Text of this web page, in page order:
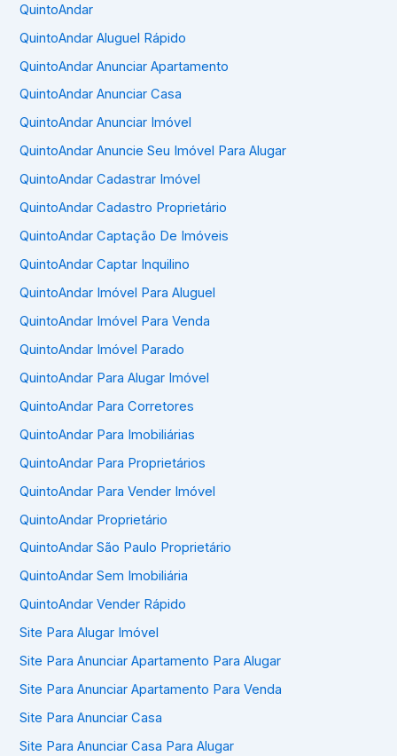
QuintoAndar
QuintoAndar Aluguel Rápido
QuintoAndar Anunciar Apartamento
QuintoAndar Anunciar Casa
QuintoAndar Anunciar Imóvel
QuintoAndar Anuncie Seu Imóvel Para Alugar
QuintoAndar Cadastrar Imóvel
QuintoAndar Cadastro Proprietário
QuintoAndar Captação De Imóveis
QuintoAndar Captar Inquilino
QuintoAndar Imóvel Para Aluguel
QuintoAndar Imóvel Para Venda
QuintoAndar Imóvel Parado
QuintoAndar Para Alugar Imóvel
QuintoAndar Para Corretores
QuintoAndar Para Imobiliárias
QuintoAndar Para Proprietários
QuintoAndar Para Vender Imóvel
QuintoAndar Proprietário
QuintoAndar São Paulo Proprietário
QuintoAndar Sem Imobiliária
QuintoAndar Vender Rápido
Site Para Alugar Imóvel
Site Para Anunciar Apartamento Para Alugar
Site Para Anunciar Apartamento Para Venda
Site Para Anunciar Casa
Site Para Anunciar Casa Para Alugar